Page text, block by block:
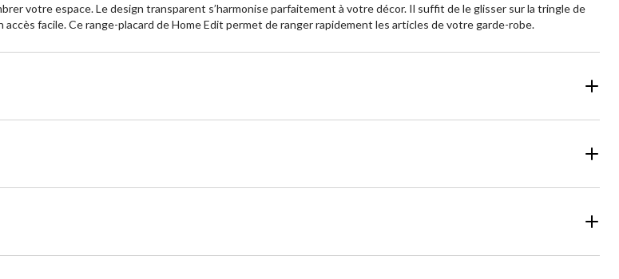
votre espace. Le design transparent s’harmonise parfaitement à votre décor. Il suffit de le glisser sur la tringle de
facile. Ce range-placard de Home Edit permet de ranger rapidement les articles de votre garde-robe.